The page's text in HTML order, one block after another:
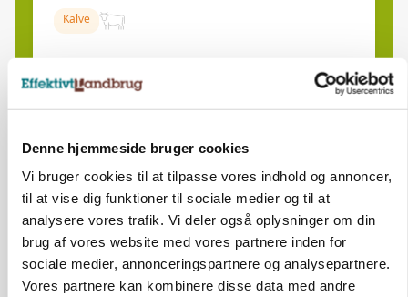
Denne hjemmeside bruger cookies
Vi bruger cookies til at tilpasse vores indhold og annoncer,
til at vise dig funktioner til sociale medier og til at
analysere vores trafik. Vi deler også oplysninger om din
brug af vores website med vores partnere inden for
sociale medier, annonceringspartnere og analysepartnere.
Vores partnere kan kombinere disse data med andre
Kalve
6392, Bolderslev 03. aug.
Leder til klimastald
Klimastald
9670, Løgstør 03. aug.